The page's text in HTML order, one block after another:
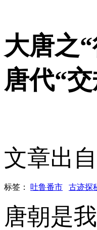
大唐之
唐代“
文章出
标签： 吐鲁番市 古迹探
唐朝是